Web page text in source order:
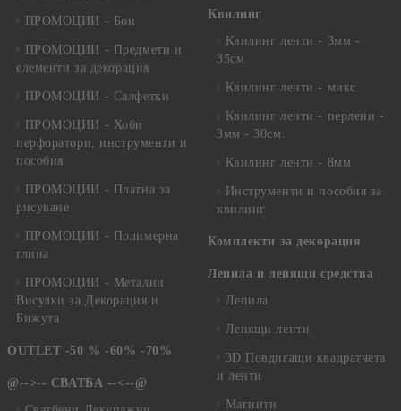
ПРОМОЦИИ - Бои
ПРОМОЦИИ - Предмети и
елементи за декорация
ПРОМОЦИИ - Салфетки
ПРОМОЦИИ - Хоби
перфоратори, инструменти и
пособия
ПРОМОЦИИ - Платна за
рисуване
ПРОМОЦИИ - Полимерна
глина
ПРОМОЦИИ - Метални
Висулки за Декорация и
Бижута
OUTLET -50 % -60% -70%
@-->-- СВАТБА --<--@
Квилинг
Квилинг ленти - 3мм -
35см.
Квилинг ленти - микс
Квилинг ленти - перлени -
3мм - 30см.
Квилинг ленти - 8мм
Инструменти и пособия за
квилинг
Комплекти за декорация
Лепила и лепящи средства
Лепила
Лепящи ленти
3D Повдигащи квадратчета
и ленти
Магнити